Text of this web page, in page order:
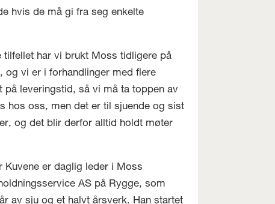
hvis de må gi fra seg enkelte
har vi brukt Moss tidligere på
og vi er i forhandlinger med flere
leveringstid, så vi må ta toppen av
hos oss, men det er til sjuende og sist
og det blir derfor alltid holdt møter
Kuvene er daglig leder i Moss
AS på Rygge, som
av sju og et halvt årsverk. Han startet